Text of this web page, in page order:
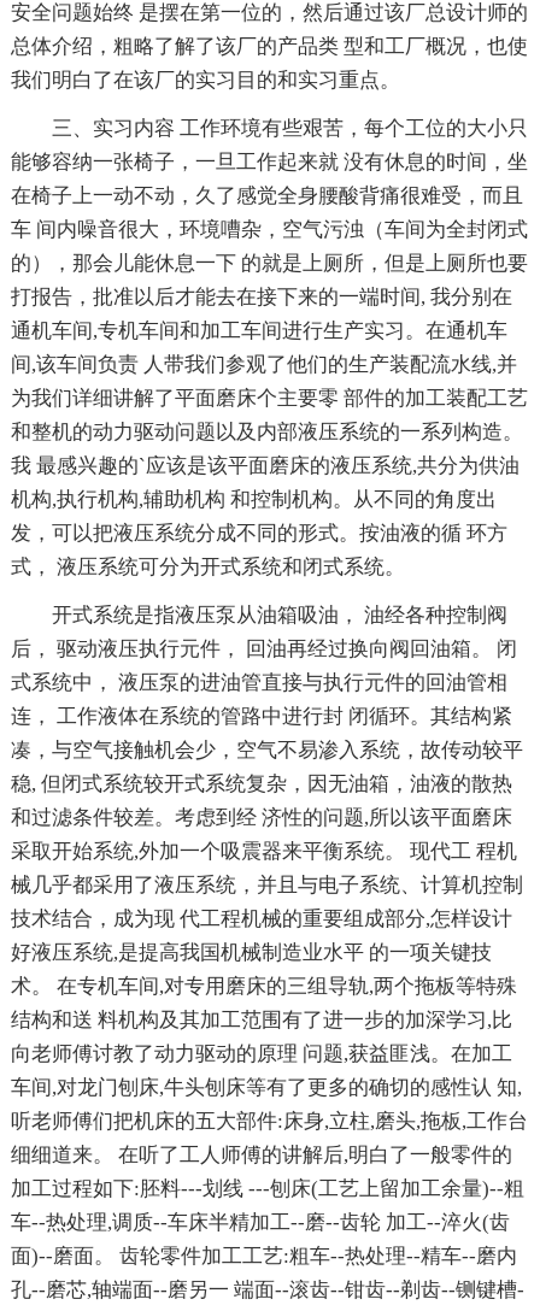
安全问题始终 是摆在第一位的，然后通过该厂总设计师的
总体介绍，粗略了解了该厂的产品类 型和工厂概况，也使
我们明白了在该厂的实习目的和实习重点。
三、实习内容 工作环境有些艰苦，每个工位的大小只
能够容纳一张椅子，一旦工作起来就 没有休息的时间，坐
在椅子上一动不动，久了感觉全身腰酸背痛很难受，而且
车 间内噪音很大，环境嘈杂，空气污浊（车间为全封闭式
的），那会儿能休息一下 的就是上厕所，但是上厕所也要
打报告，批准以后才能去在接下来的一端时间, 我分别在
通机车间,专机车间和加工车间进行生产实习。在通机车
间,该车间负责 人带我们参观了他们的生产装配流水线,并
为我们详细讲解了平面磨床个主要零 部件的加工装配工艺
和整机的动力驱动问题以及内部液压系统的一系列构造。
我 最感兴趣的`应该是该平面磨床的液压系统,共分为供油
机构,执行机构,辅助机构 和控制机构。从不同的角度出
发，可以把液压系统分成不同的形式。按油液的循 环方
式， 液压系统可分为开式系统和闭式系统。
开式系统是指液压泵从油箱吸油， 油经各种控制阀
后， 驱动液压执行元件， 回油再经过换向阀回油箱。 闭
式系统中， 液压泵的进油管直接与执行元件的回油管相
连， 工作液体在系统的管路中进行封 闭循环。其结构紧
凑，与空气接触机会少，空气不易渗入系统，故传动较平
稳, 但闭式系统较开式系统复杂，因无油箱，油液的散热
和过滤条件较差。考虑到经 济性的问题,所以该平面磨床
采取开始系统,外加一个吸震器来平衡系统。 现代工 程机
械几乎都采用了液压系统，并且与电子系统、计算机控制
技术结合，成为现 代工程机械的重要组成部分,怎样设计
好液压系统,是提高我国机械制造业水平 的一项关键技
术。 在专机车间,对专用磨床的三组导轨,两个拖板等特殊
结构和送 料机构及其加工范围有了进一步的加深学习,比
向老师傅讨教了动力驱动的原理 问题,获益匪浅。在加工
车间,对龙门刨床,牛头刨床等有了更多的确切的感性认 知,
听老师傅们把机床的五大部件:床身,立柱,磨头,拖板,工作台
细细道来。 在听了工人师傅的讲解后,明白了一般零件的
加工过程如下:胚料---划线 ---刨床(工艺上留加工余量)--粗
车--热处理,调质--车床半精加工--磨--齿轮 加工--淬火(齿
面)--磨面。 齿轮零件加工工艺:粗车--热处理--精车--磨内
孔--磨芯,轴端面--磨另一 端面--滚齿--钳齿--剃齿--铡键槽-